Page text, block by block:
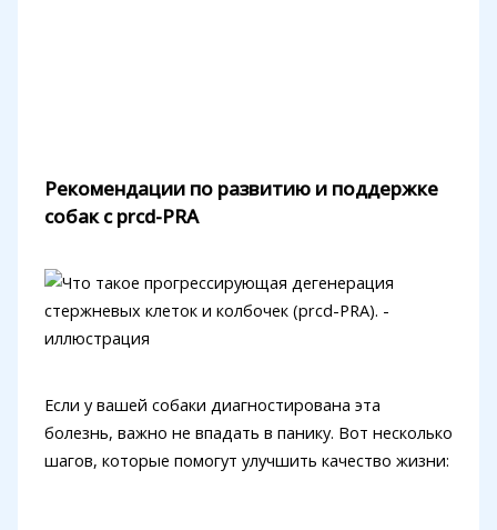
Рекомендации по развитию и поддержке
собак с prcd-PRA
Если у вашей собаки диагностирована эта
болезнь, важно не впадать в панику. Вот несколько
шагов, которые помогут улучшить качество жизни: